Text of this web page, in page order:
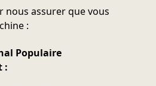
nous assurer que vous
:
Populaire
: